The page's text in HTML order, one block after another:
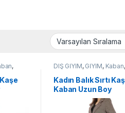
,
Kaşe
DIŞ GİYİM, GİYİM, Kaban,
KADIN
Kadın Balık Sırtı
Kaban Uzun Boy
Kruvaze Yaka
Astarlı Tesettür